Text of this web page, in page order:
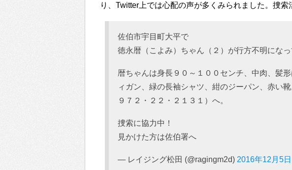
り、Twitter上では心配の声が多くみられました。捜索
佐伯市宇目町大平で
徳永暦（こよみ）ちゃん（２）が行方不明にな
暦ちゃんは身長９０～１００センチ、中肉、髪
ィガン、緑の長袖シャツ、紺のジーパン、赤い
９７２・２２・２１３１）へ。
捜索に協力中！
見かけた方は佐伯署へ
— レイジング松田 (@ragingm2d) 2016年12月5日